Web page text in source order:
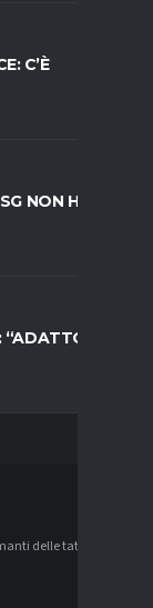
C’È
NON HA IL
AL
delle tattiche